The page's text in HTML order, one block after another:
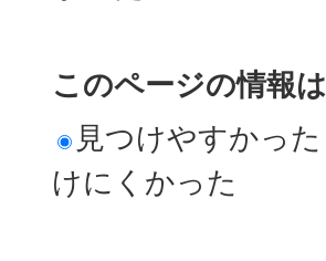
このページの情報
見つけやすかった
けにくかった